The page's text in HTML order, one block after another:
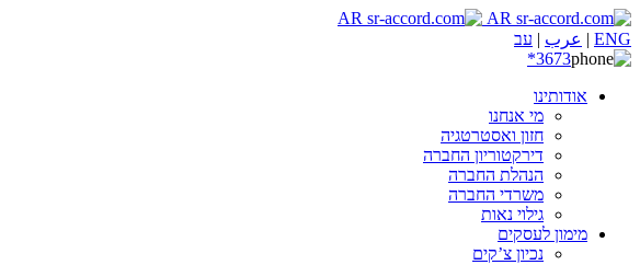
ENG
| عرب | עב
3673*
אודותינו
מי אנחנו
חזון ואסטרטגיה
דירקטוריון החברה
הנהלת החברה
משרדי החברה
גילוי נאות
מימון לעסקים
נכיון צ’קים